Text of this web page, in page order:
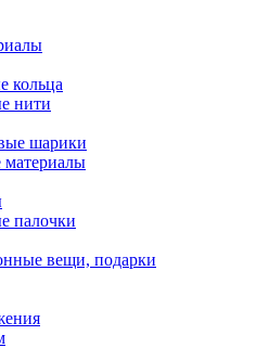
кольца
нити
шарики
материалы
палочки
вещи, подарки